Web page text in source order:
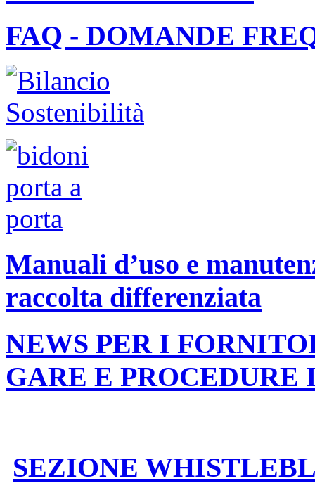
FAQ - DOMANDE
Manuali d’uso e
raccolta differenziata
NEWS PER I
GARE E PROCEDURE
SEZIONE